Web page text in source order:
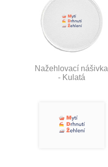
Nažehlovací nášivka
- Kulatá